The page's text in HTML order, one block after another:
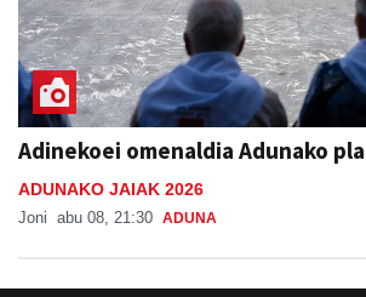
Adinekoei omenaldia Adunako
ADUNAKO JAIAK 2026
Joni abu 08, 21:30 ADUNA